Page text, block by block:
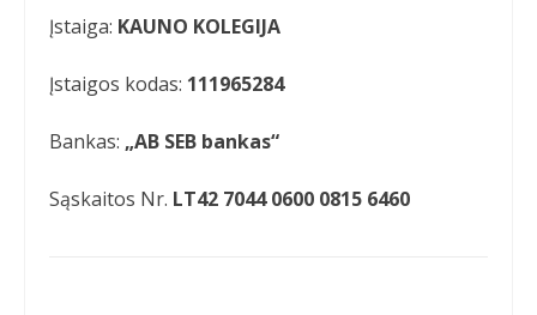
Įstaiga: KAUNO KOLEGIJA
Įstaigos kodas: 111965284
Bankas: „AB SEB bankas“
Sąskaitos Nr. LT42 7044 0600 0815 6460